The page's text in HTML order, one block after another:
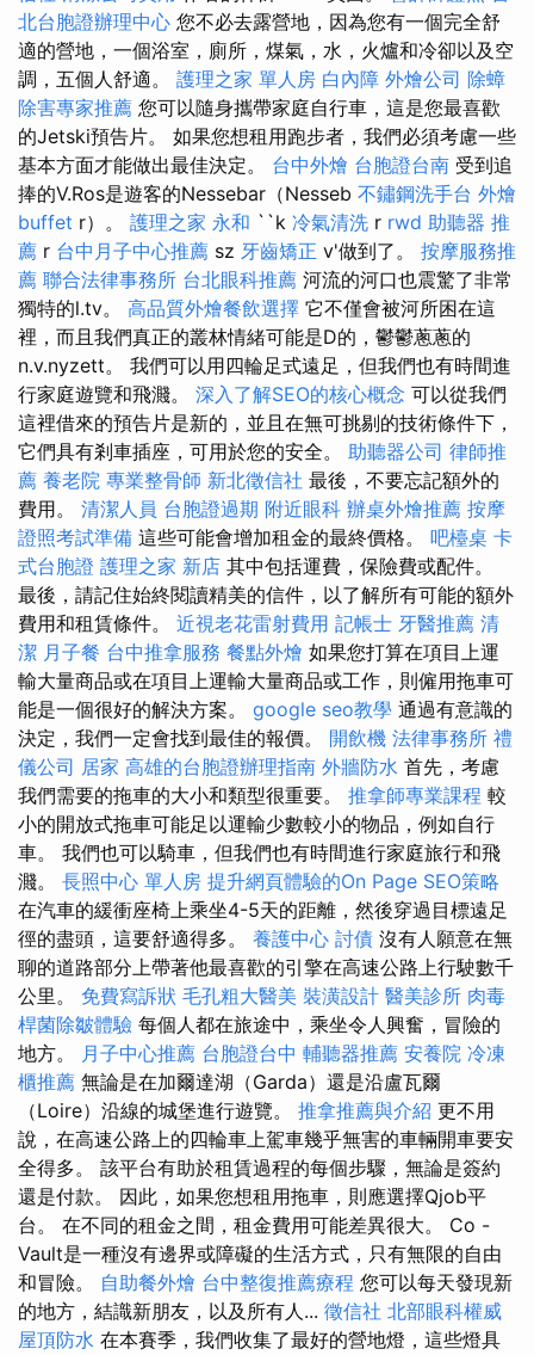
北台胞證辦理中心 您不必去露營地，因為您有一個完全舒
適的營地，一個浴室，廁所，煤氣，水，火爐和冷卻以及空
調，五個人舒適。 護理之家 單人房 白內障 外燴公司 除蟑
除害專家推薦 您可以隨身攜帶家庭自行車，這是您最喜歡
的Jetski預告片。 如果您想租用跑步者，我們必須考慮一些
基本方面才能做出最佳決定。 台中外燴 台胞證台南 受到追
捧的V.Ros是遊客的Nessebar（Nesseb 不鏽鋼洗手台 外燴
buffet r）。 護理之家 永和 ``k 冷氣清洗 r rwd 助聽器 推
薦 r 台中月子中心推薦 sz 牙齒矯正 v'做到了。 按摩服務推
薦 聯合法律事務所 台北眼科推薦 河流的河口也震驚了非常
獨特的l.tv。 高品質外燴餐飲選擇 它不僅會被河所困在這
裡，而且我們真正的叢林情緒可能是D的，鬱鬱蔥蔥的
n.v.nyzett。 我們可以用四輪足式遠足，但我們也有時間進
行家庭遊覽和飛濺。 深入了解SEO的核心概念 可以從我們
這裡借來的預告片是新的，並且在無可挑剔的技術條件下，
它們具有剎車插座，可用於您的安全。 助聽器公司 律師推
薦 養老院 專業整骨師 新北徵信社 最後，不要忘記額外的
費用。 清潔人員 台胞證過期 附近眼科 辦桌外燴推薦 按摩
證照考試準備 這些可能會增加租金的最終價格。 吧檯桌 卡
式台胞證 護理之家 新店 其中包括運費，保險費或配件。
最後，請記住始終閱讀精美的信件，以了解所有可能的額外
費用和租賃條件。 近視老花雷射費用 記帳士 牙醫推薦 清
潔 月子餐 台中推拿服務 餐點外燴 如果您打算在項目上運
輸大量商品或在項目上運輸大量商品或工作，則僱用拖車可
能是一個很好的解決方案。 google seo教學 通過有意識的
決定，我們一定會找到最佳的報價。 開飲機 法律事務所 禮
儀公司 居家 高雄的台胞證辦理指南 外牆防水 首先，考慮
我們需要的拖車的大小和類型很重要。 推拿師專業課程 較
小的開放式拖車可能足以運輸少數較小的物品，例如自行
車。 我們也可以騎車，但我們也有時間進行家庭旅行和飛
濺。 長照中心 單人房 提升網頁體驗的On Page SEO策略
在汽車的緩衝座椅上乘坐4-5天的距離，然後穿過目標遠足
徑的盡頭，這要舒適得多。 養護中心 討債 沒有人願意在無
聊的道路部分上帶著他最喜歡的引擎在高速公路上行駛數千
公里。 免費寫訴狀 毛孔粗大醫美 裝潢設計 醫美診所 肉毒
桿菌除皺體驗 每個人都在旅途中，乘坐令人興奮，冒險的
地方。 月子中心推薦 台胞證台中 輔聽器推薦 安養院 冷凍
櫃推薦 無論是在加爾達湖（Garda）還是沿盧瓦爾
（Loire）沿線的城堡進行遊覽。 推拿推薦與介紹 更不用
說，在高速公路上的四輪車上駕車幾乎無害的車輛開車要安
全得多。 該平台有助於租賃過程的每個步驟，無論是簽約
還是付款。 因此，如果您想租用拖車，則應選擇Qjob平
台。 在不同的租金之間，租金費用可能差異很大。 Co -
Vault是一種沒有邊界或障礙的生活方式，只有無限的自由
和冒險。 自助餐外燴 台中整復推薦療程 您可以每天發現新
的地方，結識新朋友，以及所有人... 徵信社 北部眼科權威
屋頂防水 在本賽季，我們收集了最好的營地燈，這些燈具